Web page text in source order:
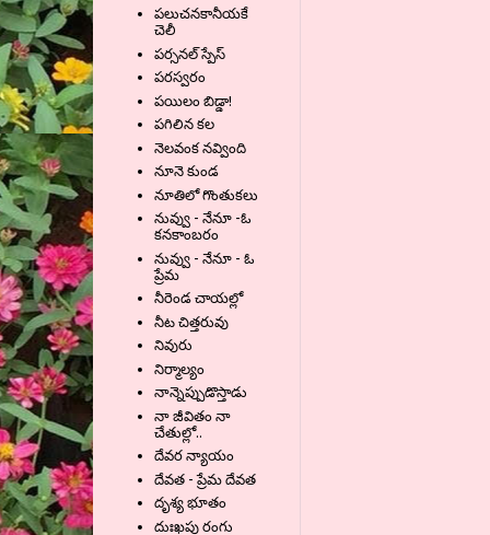
పలుచనకానీయకే
చెలీ
పర్సనల్ స్పేస్
పరస్వరం
పయిలం బిడ్డా!
పగిలిన కల
నెలవంక నవ్వింది
నూనె కుండ
నూతిలో గొంతుకలు
నువ్వు - నేనూ -ఓ
కనకాంబరం
నువ్వు - నేనూ - ఓ
ప్రేమ
నీరెండ చాయల్లో
నీట చిత్తరువు
నివురు
నిర్మాల్యం
నాన్నెప్పుడొస్తాడు
నా జీవితం నా
చేతుల్లో..
దేవర న్యాయం
దేవత - ప్రేమ దేవత
దృశ్య భూతం
దుఃఖపు రంగు